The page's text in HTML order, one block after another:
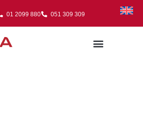
01 2099 880 051 309 309